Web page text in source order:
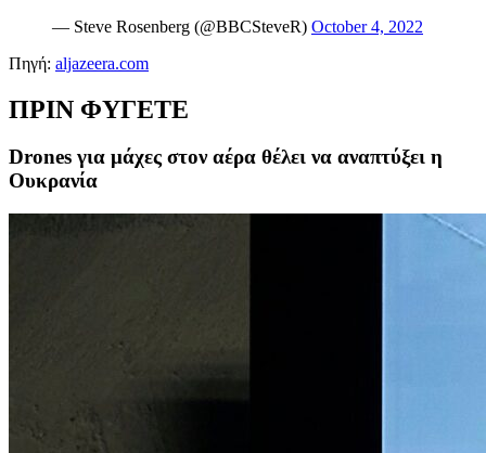
— Steve Rosenberg (@BBCSteveR) October 4, 2022
Πηγή: aljazeera.com
ΠΡΙΝ ΦΥΓΕΤΕ
Drones για μάχες στον αέρα θέλει να αναπτύξει η
Ουκρανία